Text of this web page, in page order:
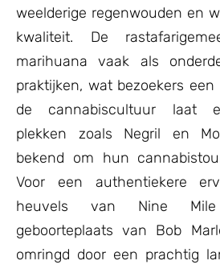
weelderige regenwouden en
kwaliteit. De
marihuana vaak als
praktijken, wat bezoekers
de cannabiscultuur laat
plekken zoals Negril en
bekend om hun
Voor een authentiekere
heuvels van Nine
geboorteplaats van Bob
omringd door een prachtig